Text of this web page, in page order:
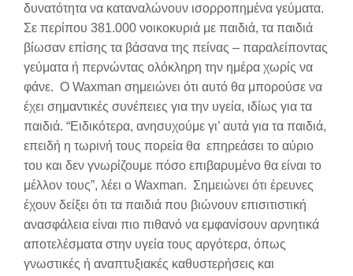
δυνατότητα να καταναλώνουν ισορροπημένα γεύματα.
Σε περίπου 381.000 νοικοκυριά με παιδιά, τα παιδιά
βίωσαν επίσης τα βάσανα της πείνας – παραλείποντας
γεύματα ή περνώντας ολόκληρη την ημέρα χωρίς να
φάνε. Ο Waxman σημειώνει ότι αυτό θα μπορούσε να
έχει σημαντικές συνέπειες για την υγεία, ιδίως για τα
παιδιά. “Ειδικότερα, ανησυχούμε γι’ αυτά για τα παιδιά,
επειδή η τωρινή τους πορεία θα επηρεάσει το αύριο
του και δεν γνωρίζουμε πόσο επιβαρυμένο θα είναι το
μέλλον τους”, λέει ο Waxman. Σημειώνει ότι έρευνες
έχουν δείξει ότι τα παιδιά που βιώνουν επισιτιστική
ανασφάλεια είναι πιο πιθανό να εμφανίσουν αρνητικά
αποτελέσματα στην υγεία τους αργότερα, όπως
γνωστικές ή αναπτυξιακές καθυστερήσεις και